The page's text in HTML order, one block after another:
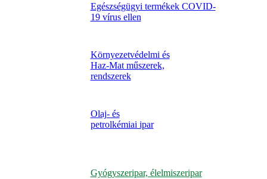
Egészségügyi termékek COVID-
19 vírus ellen
Környezetvédelmi és
Haz-Mat műszerek,
rendszerek
Olaj- és
petrolkémiai ipar
Gyógyszeripar, élelmiszeripar